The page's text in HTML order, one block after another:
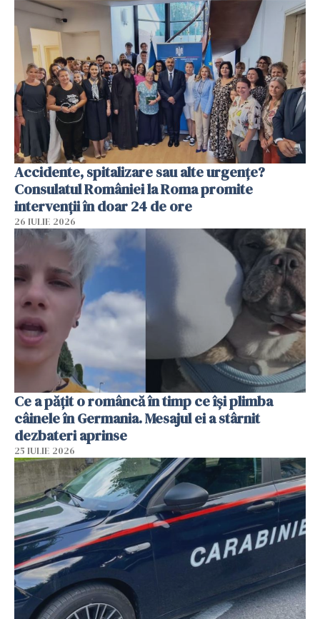
Accidente, spitalizare sau alte urgențe?
Consulatul României la Roma promite
intervenții în doar 24 de ore
26 IULIE 2026
Ce a pățit o româncă în timp ce își plimba
câinele în Germania. Mesajul ei a stârnit
dezbateri aprinse
25 IULIE 2026